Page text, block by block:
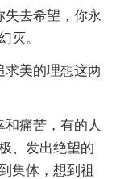
去希望，你永
灭。
美的理想这两
痛苦，有的人
、发出绝望的
集体，想到祖